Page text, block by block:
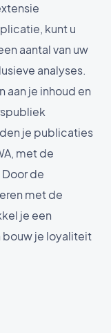
kunt u
aantal van uw
analyses.
aan je inhoud en
je publicaties
met de
de
met de
je een
je loyaliteit